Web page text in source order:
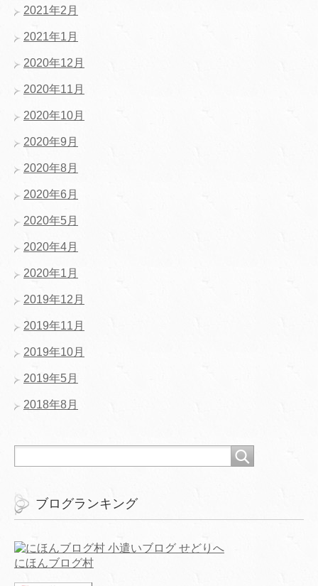
2021年2月
2021年1月
2020年12月
2020年11月
2020年10月
2020年9月
2020年8月
2020年6月
2020年5月
2020年4月
2020年1月
2019年12月
2019年11月
2019年10月
2019年5月
2018年8月
ブログランキング
にほんブログ村